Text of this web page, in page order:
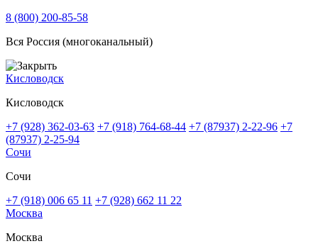
8 (800) 200-85-58
Вся Россия (многоканальный)
Кисловодск
Кисловодск
+7 (928) 362-03-63 +7 (918) 764-68-44 +7 (87937) 2-22-96 +7
(87937) 2-25-94
Сочи
Сочи
+7 (918) 006 65 11 +7 (928) 662 11 22
Москва
Москва